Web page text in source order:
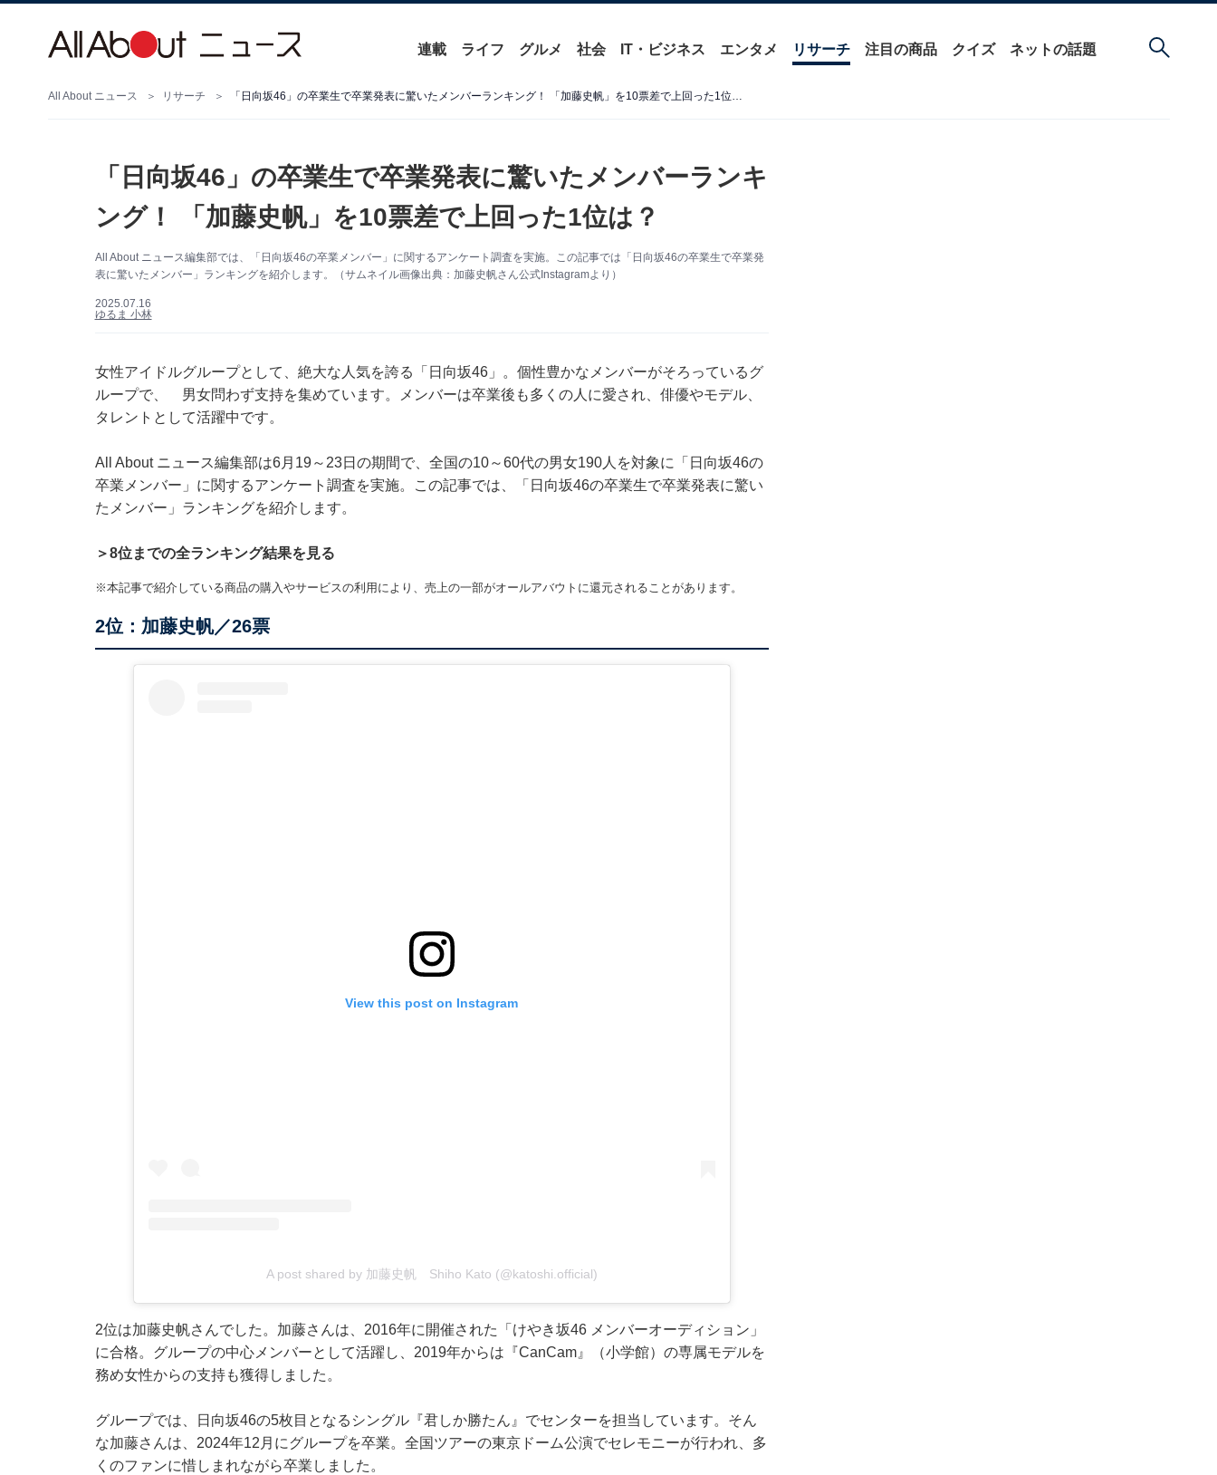
連載 ライフ グルメ 社会 IT・ビジネス エンタメ リサーチ 注目の商品 クイズ ネットの話題
All About ニュース リサーチ 「日向坂46」の卒業生で卒業発表に驚いたメンバーランキング！ 「加藤史帆」を10票差で上回った1位は？
「日向坂46」の卒業生で卒業発表に驚いたメンバーランキ
ング！ 「加藤史帆」を10票差で上回った1位は？
All About ニュース編集部では、「日向坂46の卒業メンバー」に関するアンケート調査を実施。この記事では「日向坂46の卒業生で卒業発
表に驚いたメンバー」ランキングを紹介します。（サムネイル画像出典：加藤史帆さん公式Instagramより）
2025.07.16
ゆるま 小林
女性アイドルグループとして、絶大な人気を誇る「日向坂46」。個性豊かなメンバーがそろっているグ
ループで、 男女問わず支持を集めています。メンバーは卒業後も多くの人に愛され、俳優やモデル、
タレントとして活躍中です。
All About ニュース編集部は6月19～23日の期間で、全国の10～60代の男女190人を対象に「日向坂46の
卒業メンバー」に関するアンケート調査を実施。この記事では、「日向坂46の卒業生で卒業発表に驚い
たメンバー」ランキングを紹介します。
＞8位までの全ランキング結果を見る
※本記事で紹介している商品の購入やサービスの利用により、売上の一部がオールアバウトに還元されることがあります。
2位：加藤史帆／26票
View this post on Instagram
A post shared by 加藤史帆 Shiho Kato (@katoshi.official)
2位は加藤史帆さんでした。加藤さんは、2016年に開催された「けやき坂46 メンバーオーディション」
に合格。グループの中心メンバーとして活躍し、2019年からは『CanCam』（小学館）の専属モデルを
務め女性からの支持も獲得しました。
グループでは、日向坂46の5枚目となるシングル『君しか勝たん』でセンターを担当しています。そん
な加藤さんは、2024年12月にグループを卒業。全国ツアーの東京ドーム公演でセレモニーが行われ、多
くのファンに惜しまれながら卒業しました。